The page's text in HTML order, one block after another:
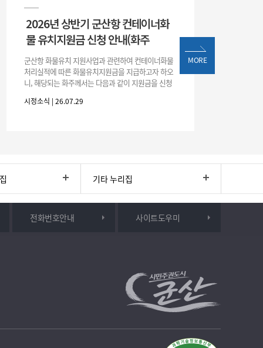
2026년 상반기 군산항 컨테이너화
물 유치지원금 신청 안내(화주
군산항 화물유치 지원사업과 관련하여 컨테이너화물
처리실적에 따른 화물유치지원금을 지급하고자 하오
니, 해당되는 화주께서는 다음과 같이 지원금을 신청
(6개월
시정소식 | 26.07.29
MORE
기타 누리집
전화번호안내 사이트도우미